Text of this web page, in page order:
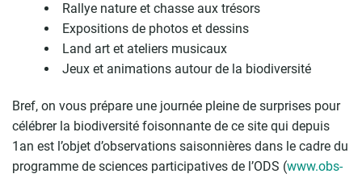
Rallye nature et chasse aux trésors
Expositions de photos et dessins
Land art et ateliers musicaux
Jeux et animations autour de la biodiversité
Bref, on vous prépare une journée pleine de surprises pour
célébrer la biodiversité foisonnante de ce site qui depuis
1an est l’objet d’observations saisonnières dans le cadre du
programme de sciences participatives de l’ODS (www.obs-